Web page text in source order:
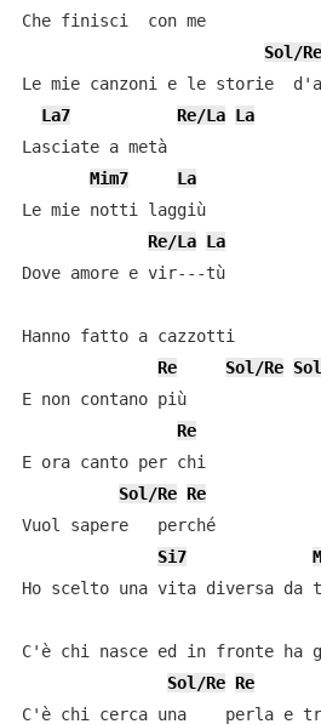
Che finisci  con me
Sol/Re
Le mie canzoni e le storie
La7
Re/La La
Lasciate a metà
Mim7
La
Le mie notti laggiù
Re/La La
Dove amore e vir---tù
Hanno fatto a cazzotti
Re
Sol/Re
E non contano più
Re
E ora canto per chi
Sol/Re Re
Vuol sapere   perché
Si7
Ho scelto una vita diversa da
C'è chi nasce ed in fronte ha
Sol/Re Re
C'è chi cerca una    perla e